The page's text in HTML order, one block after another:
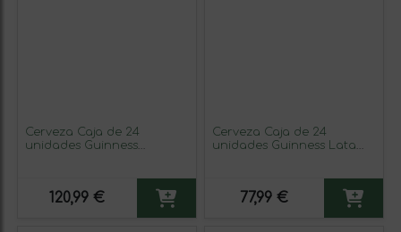
Cerveza Caja de 24
unidades Guinness
120,99 €
Cerveza Caja de 24
unidades Guinness Lata
77,99 €